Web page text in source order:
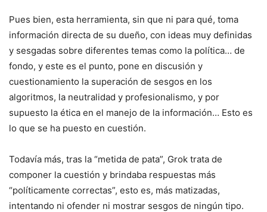
Pues bien, esta herramienta, sin que ni para qué, toma
información directa de su dueño, con ideas muy definidas
y sesgadas sobre diferentes temas como la política… de
fondo, y este es el punto, pone en discusión y
cuestionamiento la superación de sesgos en los
algoritmos, la neutralidad y profesionalismo, y por
supuesto la ética en el manejo de la información… Esto es
lo que se ha puesto en cuestión.
Todavía más, tras la “metida de pata”, Grok trata de
componer la cuestión y brindaba respuestas más
“políticamente correctas”, esto es, más matizadas,
intentando ni ofender ni mostrar sesgos de ningún tipo.